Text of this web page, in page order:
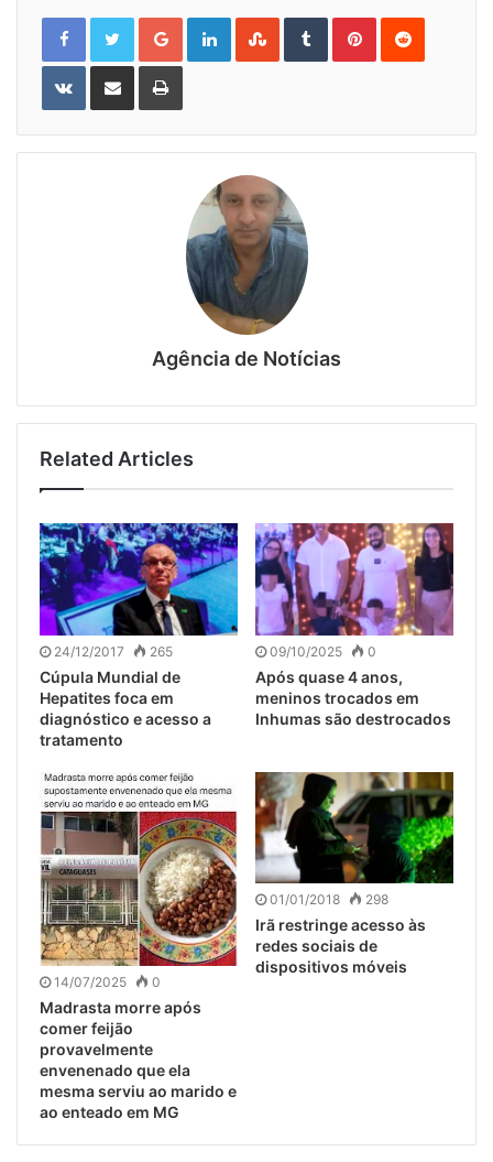
Google+LinkedInStumbleUpon
TumblrPinterestReddit
VKontakteShare
Email
Print
Agência de Notícias
Related Articles
24/12/2017 265
Cúpula Mundial de
Hepatites foca em
diagnóstico e acesso a
tratamento
09/10/2025 0
Após quase 4 anos,
meninos trocados em
Inhumas são destrocados
14/07/2025 0
Madrasta morre após
comer feijão
provavelmente
envenenado que ela
mesma serviu ao marido e
ao enteado em MG
01/01/2018 298
Irã restringe acesso às
redes sociais de
dispositivos móveis